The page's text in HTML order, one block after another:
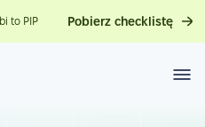
to PIP Pobierz checklistę